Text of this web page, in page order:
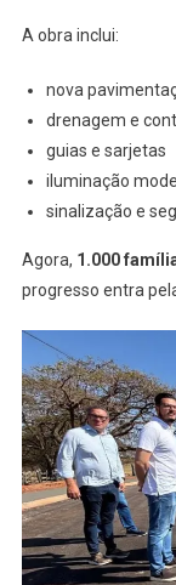
A obra inclui:
nova
drenagem e
guias e sarjetas
iluminação
sinalização e
Agora, 1.000
progresso entra